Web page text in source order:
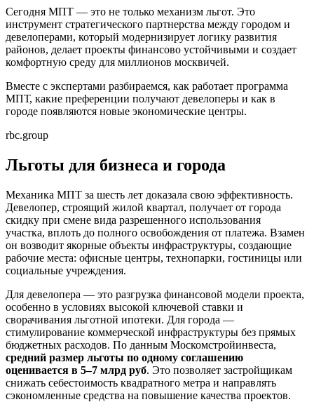
Сегодня МПТ — это не только механизм льгот. Это
инструмент стратегического партнерства между городом и
девелоперами, который модернизирует логику развития
районов, делает проекты финансово устойчивыми и создает
комфортную среду для миллионов москвичей.
Вместе с экспертами разбираемся, как работает программа
МПТ, какие преференции получают девелоперы и как в
городе появляются новые экономические центры.
rbc.group
Льготы для бизнеса и города
Механика МПТ за шесть лет доказала свою эффективность.
Девелопер, строящий жилой квартал, получает от города
скидку при смене вида разрешенного использования
участка, вплоть до полного освобождения от платежа. Взамен
он возводит якорные объекты инфраструктуры, создающие
рабочие места: офисные центры, технопарки, гостиницы или
социальные учреждения.
Для девелопера — это разгрузка финансовой модели проекта,
особенно в условиях высокой ключевой ставки и
сворачивания льготной ипотеки. Для города —
стимулирование коммерческой инфраструктуры без прямых
бюджетных расходов. По данным Москомстройинвеста,
средний размер льготы по одному соглашению
оценивается в 5–7 млрд руб. Это позволяет застройщикам
снижать себестоимость квадратного метра и направлять
сэкономленные средства на повышение качества проектов.